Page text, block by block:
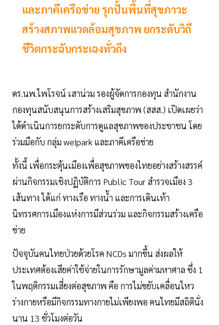
และภาคีเครือข่าย รุกปั้นพื้นที่สุขภาวะ
สร้างสภาพแวดล้อมสุขภาพ ยกระดับวิถี
ชีวิตกระฉับกระเฉงทั่วถึง
ดร.นพ.ไพโรจน์ เสาน่วม รองผู้จัดการกองทุน สำนักงาน
กองทุนสนับสนุนการสร้างเสริมสุขภาพ (สสส.) เปิดเผยว่า
ได้ดำเนินการยกระดับการดูแลสุขภาพของประชาชน โดย
ร่วมมือกับ กลุ่ม we!park และภาคีเครือข่าย
ทั้งนี้ เพื่อกระตุ้นเมืองเพื่อสุขภาพของไทยอย่างสร้างสรรค์
ผ่านกิจกรรมเชิงปฏิบัติการ Public Tour สำรวจเมือง 3
เส้นทาง ได้แก่ ทางเรือ ทางน้ำ และการเดินเท้า
นิทรรศการเมืองแห่งการมีส่วนร่วม และกิจกรรมสร้างเครือ
ข่าย
ปัจจุบันคนไทยป่วยด้วยโรค NCDs มากขึ้น ส่งผลให้
ประเทศต้องเสียค่าใช้จ่ายในการรักษามูลค่ามหาศาล ซึ่ง 1
ในพฤติกรรมเสี่ยงต่อสุขภาพ คือ การไม่ขยับเคลื่อนไหว
ร่างกายหรือมีกิจกรรมทางกายไม่เพียงพอ คนไทยมีสถิตินั่ง
นาน 13 ชั่วโมงต่อวัน